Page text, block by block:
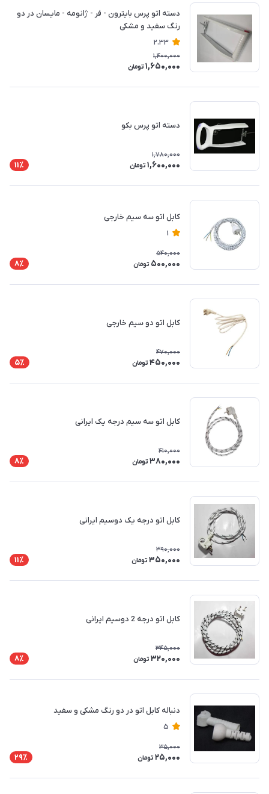
دسته اتو پرس بایترون - فر - ژانومه - مایسان در دو
رنگ سفید و مشکی
2.33
1,400,000
1,650,000 تومان
دسته اتو پرس بکو
1,780,000
1,600,000 تومان 11٪
کابل اتو سه سیم خارجی
1
540,000
500,000 تومان 8٪
کابل اتو دو سیم خارجی
470,000
450,000 تومان 5٪
کابل اتو سه سیم درجه یک ایرانی
410,000
380,000 تومان 8٪
کابل اتو درجه یک دوسیم ایرانی
390,000
350,000 تومان 11٪
کابل اتو درجه 2 دوسیم ایرانی
345,000
320,000 تومان 8٪
دنباله کابل اتو در دو رنگ مشکی و سفید
5
35,000
25,000 تومان 29٪